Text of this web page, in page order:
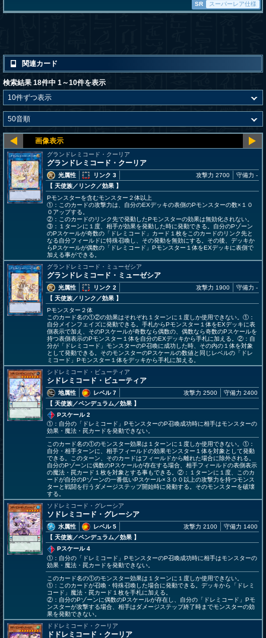
SR スーパーレア仕様
関連カード
検索結果 18件中 1～10件を表示
グランドレミコード・クーリア
グランドレミコード・クーリア
光属性
リンク 3
【 天使族／リンク／効果 】
攻撃力 2700 守備力 -
Pモンスターを含むモンスター２体以上
①：このカードの攻撃力は、自分のEXデッキの表側のPモンスターの数×１０
０アップする。
②：このカードのリンク先で発動したPモンスターの効果は無効化されない。
③：１ターンに１度、相手が効果を発動した時に発動できる。自分のPゾーン
のPスケールが奇数の「ドレミコード」カード１枚をこのカードのリンク先と
なる自分フィールドに特殊召喚し、その発動を無効にする。その後、デッキか
らPスケールが偶数の「ドレミコード」Pモンスター１体をEXデッキに表側で
加える事ができる。
グランドレミコード・ミューゼシア
グランドレミコード・ミューゼシア
光属性
リンク 2
【 天使族／リンク／効果 】
攻撃力 1900 守備力 -
Pモンスター２体
このカード名の①②の効果はそれぞれ１ターンに１度しか使用できない。①：
自分メインフェイズに発動できる。手札からPモンスター１体をEXデッキに表
側表示で加え、そのPスケールが奇数なら偶数の、偶数なら奇数のPスケールを
持つ表側表示のPモンスター１体を自分のEXデッキから手札に加える。②：自
分が「ドレミコード」モンスターのP召喚に成功した時、その内の１体を対象
として発動できる。そのモンスターのPスケールの数値と同じレベルの「ドレ
ミコード」Pモンスター１体をデッキから手札に加える。
シドレミコード・ビューティア
シドレミコード・ビューティア
地属性
レベル 7
【 天使族／ペンデュラム／効果 】
攻撃力 2500 守備力 2400
Pスケール 2
①：自分の「ドレミコード」PモンスターのP召喚成功時に相手はモンスターの
効果・魔法・罠カードを発動できない。
このカード名の①のモンスター効果は１ターンに１度しか使用できない。①：
自分・相手ターンに、相手フィールドの効果モンスター１体を対象として発動
できる。このターン、そのカードはフィールドから離れた場合に除外される。
自分のPゾーンに偶数のPスケールが存在する場合、相手フィールドの表側表示
の魔法・罠カード１枚を対象とする事もできる。②：１ターンに１度、このカ
ードが自分のPゾーンの一番低いPスケール×３００以上の攻撃力を持つモンス
ターと戦闘を行うダメージステップ開始時に発動する。そのモンスターを破壊
する。
ソドレミコード・グレーシア
ソドレミコード・グレーシア
水属性
レベル 5
【 天使族／ペンデュラム／効果 】
攻撃力 2100 守備力 1400
Pスケール 4
①：自分の「ドレミコード」PモンスターのP召喚成功時に相手はモンスターの
効果・魔法・罠カードを発動できない。
このカード名の①のモンスター効果は１ターンに１度しか使用できない。
①：このカードが召喚・特殊召喚した場合に発動できる。デッキから「ドレミ
コード」魔法・罠カード１枚を手札に加える。
②：自分のPゾーンに偶数のPスケールが存在し、自分の「ドレミコード」Pモ
ンスターが攻撃する場合、相手はダメージステップ終了時までモンスターの効
果を発動できない。
ドドレミコード・クーリア
ドドレミコード・クーリア